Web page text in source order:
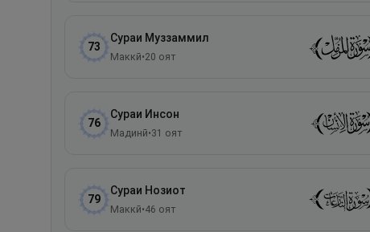
73
Сураи Муззаммил
Маккӣ•20 оят
76
Сураи Инсон
Мадинӣ•31 оят
79
Сураи Нозиот
Маккӣ•46 оят